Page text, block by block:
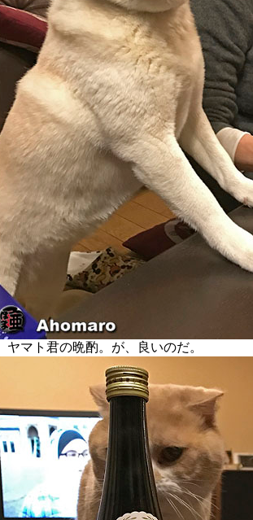
ヤマト君の晩酌。が、良いのだ。